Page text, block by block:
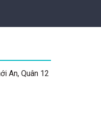
An, Quân 12